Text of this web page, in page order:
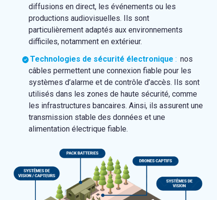
diffusions en direct, les événements ou les
productions audiovisuelles. Ils sont
particulièrement adaptés aux environnements
difficiles, notamment en extérieur.
Technologies de sécurité électronique : nos
câbles permettent une connexion fiable pour les
systèmes d’alarme et de contrôle d’accès. Ils sont
utilisés dans les zones de haute sécurité, comme
les infrastructures bancaires. Ainsi, ils assurent une
transmission stable des données et une
alimentation électrique fiable.